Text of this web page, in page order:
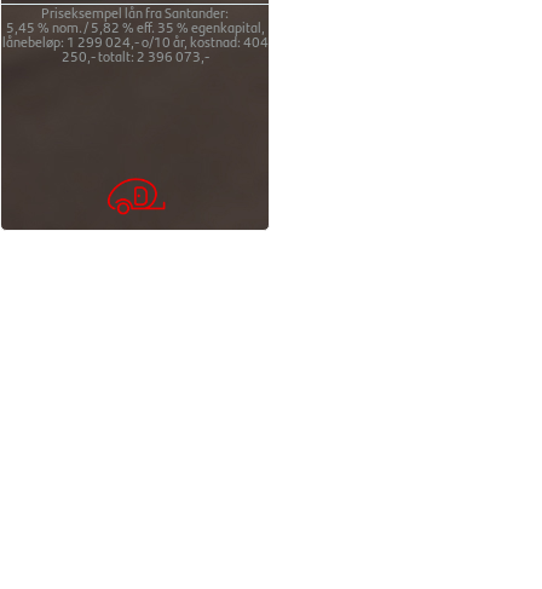
Priseksempel lån fra Santander:
5,45 % nom./5,82 %eff. 35 %egenkapital,
lånebeløp: 1 299 024,-o/10 år, kostnad:404
250,-totalt:2 396 073,-